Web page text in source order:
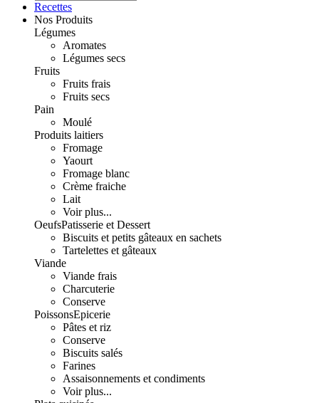
Recettes
Nos Produits
Légumes
Aromates
Légumes secs
Fruits
Fruits frais
Fruits secs
Pain
Moulé
Produits laitiers
Fromage
Yaourt
Fromage blanc
Crème fraiche
Lait
Voir plus...
OeufsPatisserie et Dessert
Biscuits et petits gâteaux en sachets
Tartelettes et gâteaux
Viande
Viande frais
Charcuterie
Conserve
PoissonsEpicerie
Pâtes et riz
Conserve
Biscuits salés
Farines
Assaisonnements et condiments
Voir plus...